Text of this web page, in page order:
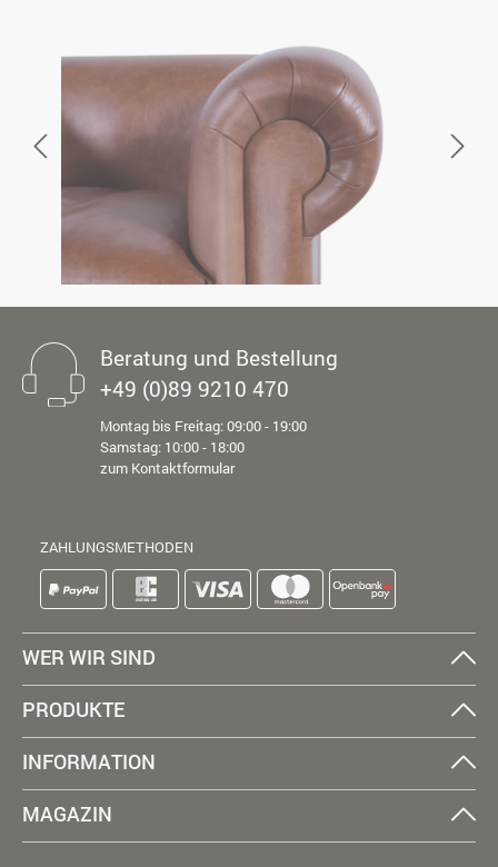
Beratung und Bestellung
+49 (0)89 9210 470
Montag bis Freitag: 09:00 - 19:00
Samstag: 10:00 - 18:00
zum Kontaktformular
ZAHLUNGSMETHODEN
WER WIR SIND
PRODUKTE
INFORMATION
MAGAZIN